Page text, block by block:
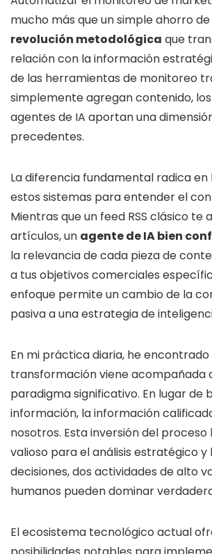
mucho más que un simple ahorro
revolución metodológica que
relación con la información
de las herramientas de monitoreo
simplemente agregan contenido,
agentes de IA aportan una
precedentes.
La diferencia fundamental radica
estos sistemas para entender el
Mientras que un feed RSS clásico te
artículos, un agente de IA bien
la relevancia de cada pieza de
a tus objetivos comerciales
enfoque permite un cambio de la
pasiva a una estrategia de
En mi práctica diaria, he
transformación viene acompañada
paradigma significativo. En lugar de
información, la información
nosotros. Esta inversión del
valioso para el análisis estratégico y
decisiones, dos actividades de alto
humanos pueden dominar
El ecosistema tecnológico actual